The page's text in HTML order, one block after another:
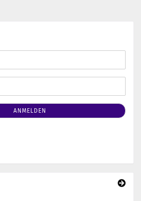
ANMELDEN